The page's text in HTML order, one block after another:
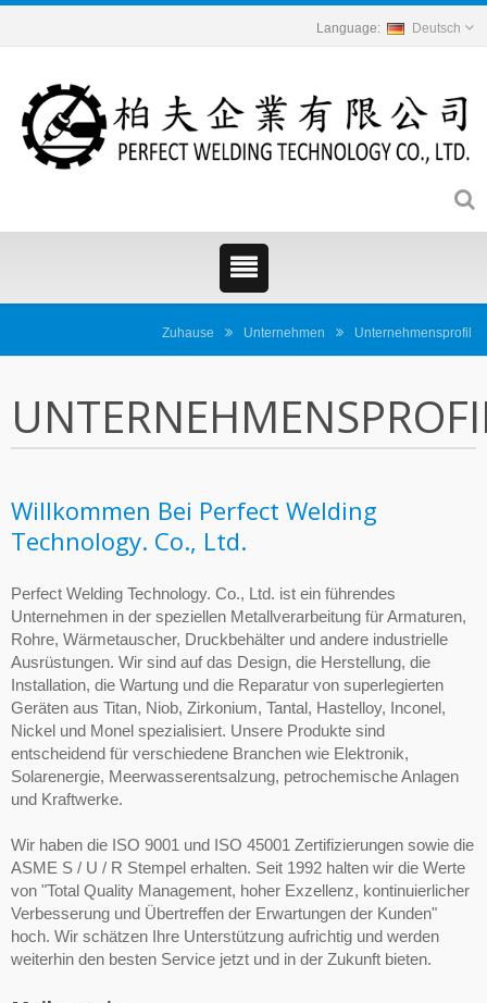
Deutsch
Zuhause Unternehmen Unternehmensprofil
Willkommen Bei Perfect Welding
Technology. Co., Ltd.
Perfect Welding Technology. Co., Ltd. ist ein führendes
Unternehmen in der speziellen Metallverarbeitung für Armaturen,
Rohre, Wärmetauscher, Druckbehälter und andere industrielle
Ausrüstungen. Wir sind auf das Design, die Herstellung, die
Installation, die Wartung und die Reparatur von superlegierten
Geräten aus Titan, Niob, Zirkonium, Tantal, Hastelloy, Inconel,
Nickel und Monel spezialisiert. Unsere Produkte sind
entscheidend für verschiedene Branchen wie Elektronik,
Solarenergie, Meerwasserentsalzung, petrochemische Anlagen
und Kraftwerke.
Wir haben die ISO 9001 und ISO 45001 Zertifizierungen sowie die
ASME S / U / R Stempel erhalten. Seit 1992 halten wir die Werte
von "Total Quality Management, hoher Exzellenz, kontinuierlicher
Verbesserung und Übertreffen der Erwartungen der Kunden"
hoch. Wir schätzen Ihre Unterstützung aufrichtig und werden
weiterhin den besten Service jetzt und in der Zukunft bieten.